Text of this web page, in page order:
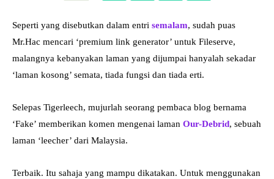
Seperti yang disebutkan dalam entri semalam, sudah puas
Mr.Hac mencari ‘premium link generator’ untuk Fileserve,
malangnya kebanyakan laman yang dijumpai hanyalah sekadar
‘laman kosong’ semata, tiada fungsi dan tiada erti.
Selepas Tigerleech, mujurlah seorang pembaca blog bernama
‘Fake’ memberikan komen mengenai laman Our-Debrid, sebuah
laman ‘leecher’ dari Malaysia.
Terbaik. Itu sahaja yang mampu dikatakan. Untuk menggunakan